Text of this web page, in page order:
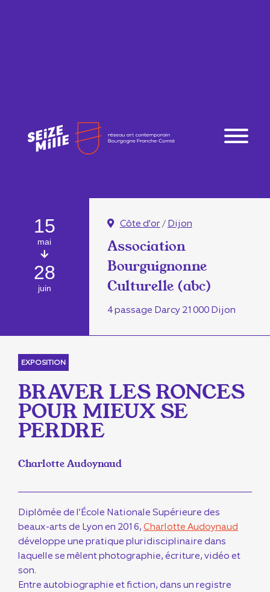
15
mai
28
juin
Côte d'or/Dijon
Association
Bourguignonne
Culturelle (abc)
4 passage Darcy 21000 Dijon
EXPOSITION
BRAVER LES RONCES
POUR MIEUX SE
PERDRE
Charlotte Audoynaud
Diplômée de l’École Nationale Supérieure des
beaux-arts de Lyon en 2016,Charlotte Audoynaud
développe une pratique pluridisciplinaire dans
laquelle se mêlent photographie, écriture, vidéo et
son.
Entre autobiographie et fiction, dans un registre